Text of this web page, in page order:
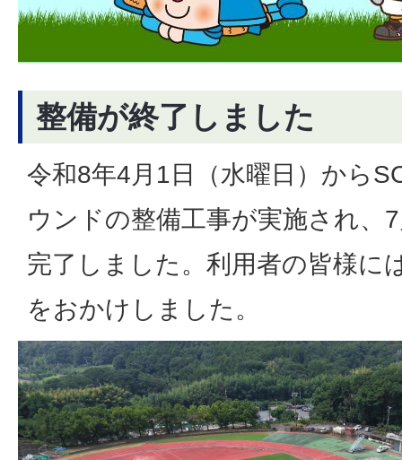
整備が終了しました
令和8年4月1日（水曜日）から
ウンドの整備工事が実施され、
完了しました。利用者の皆様に
をおかけしました。